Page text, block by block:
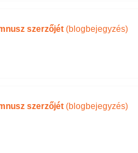
szerzőjét (blogbejegyzés)
szerzőjét (blogbejegyzés)